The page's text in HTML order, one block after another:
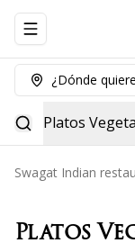
Abrir menu de
¿Dónde
Platos
Swagat Indian
Platos